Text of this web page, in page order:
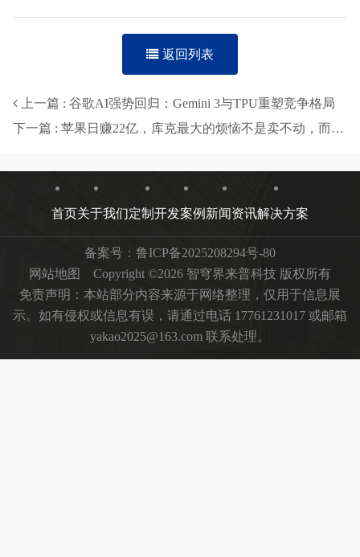
返回列表
上一篇 : 谷歌AI强势回归：Gemini 3与TPU重塑竞争格局
下一篇 : 苹果日赚22亿，库克最大的烦恼不是卖不动，而是
首页关于我们定制开发案例 新闻资讯解决方案
备案号： 鲁ICP备2025208294号-80
网站地图
Copyright ©2026 智穹界来普科技 版权所有
免责声明：本站部分内容来源于网络整理，仅用于信息展
示。如有侵权或信息有误，请通过电话 17761231017 或邮箱
yakao2025@163.com 联系处理。